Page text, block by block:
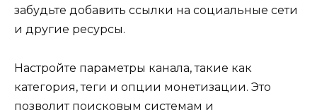
забудьте добавить ссылки на социальные сети
и другие ресурсы.
Настройте параметры канала, такие как
категория, теги и опции монетизации. Это
позволит поисковым системам и